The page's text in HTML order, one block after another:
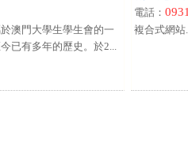
澳門大學生學生會的一
已有多年的歷史。於2...
電話：
複合式網站